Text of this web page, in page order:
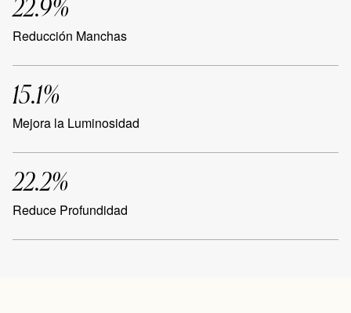
22.9%
Reducción Manchas
15.1%
Mejora la Luminosidad
22.2%
Reduce Profundidad